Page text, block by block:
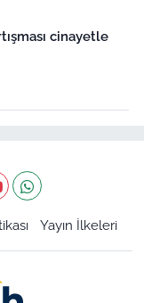
cinayetle
Yayın İlkeleri